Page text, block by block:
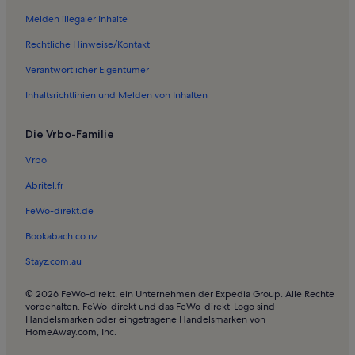
Ferienwohnungen in Iglesia de la Mare de Déu del Carme
Ferienwohnungen in Coves Blanques
Ferienwohnungen in Nationalpark Cabrera
Ferienwohnungen in S'Illot-Cala Morlanda
Ferienwohnungen in Cala Millor
Häuser in Canyamel
Villen in Canyamel
Ferienwohnungen und Apartments in Canyamel
Ferienwohnungen und Apartments in Cala Magrana
Häuser in Porto Cristo Novo
Ferienwohnungen und Apartments in Porto Cristo Novo
Häuser in Portocolom
Ferienunterkünfte mit Pool in Portocolom
Melden illegaler Inhalte
Rechtliche Hinweise/Kontakt
Verantwortlicher Eigentümer
Inhaltsrichtlinien und Melden von Inhalten
Die Vrbo-Familie
Vrbo
Abritel.fr
FeWo-direkt.de
Bookabach.co.nz
Stayz.com.au
© 2026 FeWo-direkt, ein Unternehmen der Expedia Group. Alle Rechte
vorbehalten. FeWo-direkt und das FeWo-direkt-Logo sind
Handelsmarken oder eingetragene Handelsmarken von
HomeAway.com, Inc.